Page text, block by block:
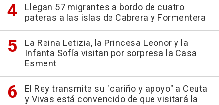
Llegan 57 migrantes a bordo de cuatro
pateras a las islas de Cabrera y Formentera
La Reina Letizia, la Princesa Leonor y la
Infanta Sofía visitan por sorpresa la Casa
Esment
El Rey transmite su "cariño y apoyo" a Ceuta
y Vivas está convencido de que visitará la